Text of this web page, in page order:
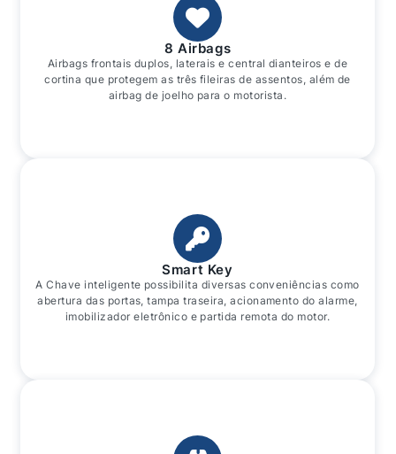
8 Airbags
Airbags frontais duplos, laterais e central dianteiros e de
cortina que protegem as três fileiras de assentos, além de
airbag de joelho para o motorista.
Smart Key
A Chave inteligente possibilita diversas conveniências como
abertura das portas, tampa traseira, acionamento do alarme,
imobilizador eletrônico e partida remota do motor.